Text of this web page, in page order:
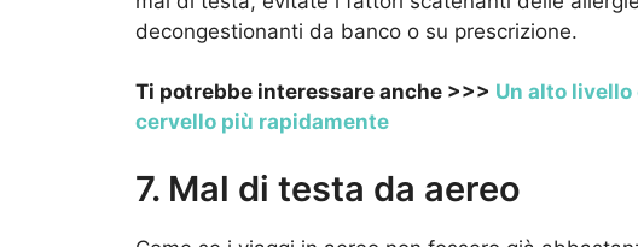
decongestionanti da banco o su prescrizione.
Ti potrebbe interessare anche >>> Un alto
cervello più rapidamente
7. Mal di testa da aereo